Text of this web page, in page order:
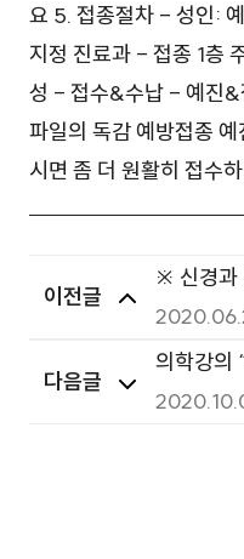
요 5. 접종절차 - 성인:
지정 진료과 - 접종 1층
성 - 접수&수납 - 예진
파일의 독감 예방접종
시면 좀 더 원활히 접수
이전글
※ 신경과
오후 휴진
다음글
의학강의